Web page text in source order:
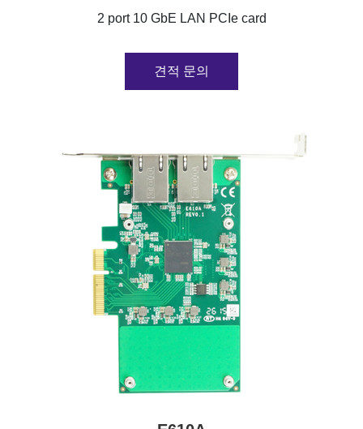
2 port 10 GbE LAN PCIe card
견적 문의